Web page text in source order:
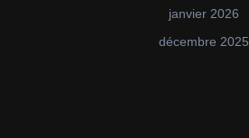
janvier 2026
décembre 2025